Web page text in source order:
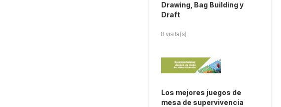
Drawing, Bag Building y
Draft
8 visita(s)
Los mejores juegos de
mesa de supervivencia